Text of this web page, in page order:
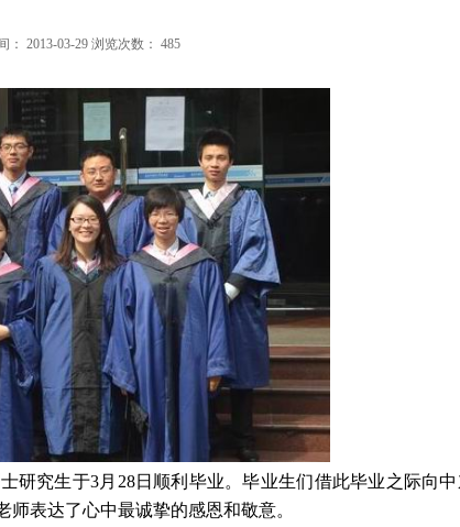
： 2013-03-29 浏览次数： 485
研究生于3月 28日顺利毕业。毕业生们借此毕业之际向中
表达了心中最诚挚的感恩和敬意。